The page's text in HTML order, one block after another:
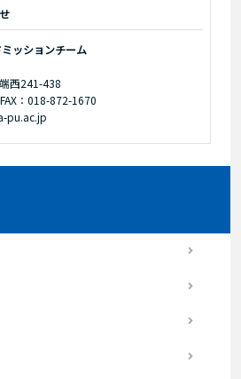
ッションチーム
西241-438
FAX：018-872-1670
pu.ac.jp